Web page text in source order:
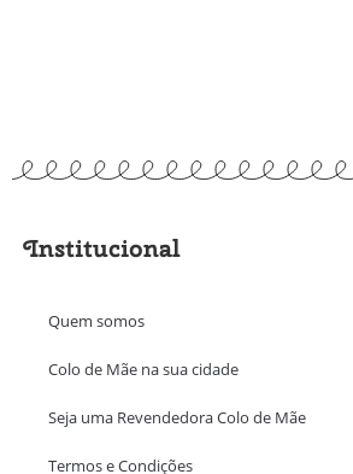
Institucional
Quem somos
Colo de Mãe na sua cidade
Seja uma Revendedora Colo de Mãe
Termos e Condições